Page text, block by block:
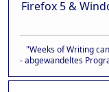
Firefox 5 &
"Weeks of Writing
- abgewandeltes